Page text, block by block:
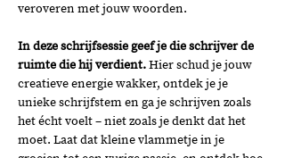
veroveren met jouw woorden.
In deze schrijfsessie geef je die schrijver de
ruimte die hij verdient. Hier schud je jouw
creatieve energie wakker, ontdek je je
unieke schrijfstem en ga je schrijven zoals
het écht voelt – niet zoals je denkt dat het
moet. Laat dat kleine vlammetje in je